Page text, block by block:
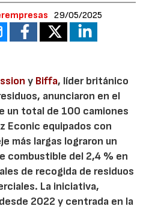
29/05/2025
y Biffa, líder británico
anunciaron en el
un total de 100 camiones
Econic equipados con
más largas lograron un
combustible del 2,4 % en
de recogida de residuos
La iniciativa,
2022 y centrada en la